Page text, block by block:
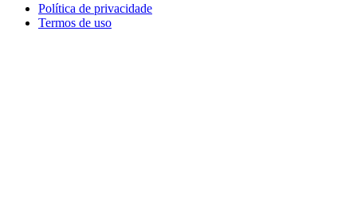
Política de privacidade
Termos de uso